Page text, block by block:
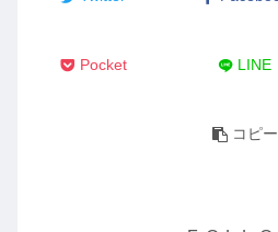
Pocket LINE
コピー